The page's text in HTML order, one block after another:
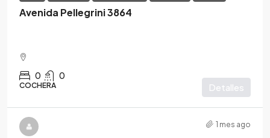
Avenida Pellegrini 3864
0 0
COCHERA Detalles
1 mes ago